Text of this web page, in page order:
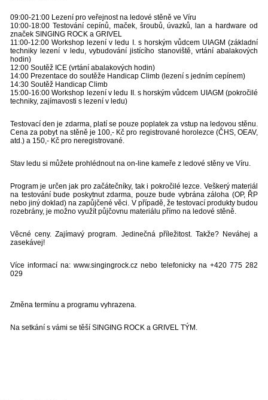
09:00-21:00 Lezení pro veřejnost na ledové stěně ve Víru
10:00-18:00 Testování cepínů, maček, šroubů, úvazků, lan a hardware od
značek SINGING ROCK a GRIVEL
11:00-12:00 Workshop lezení v ledu I. s horským vůdcem UIAGM (základní
techniky lezení v ledu, vybudování jistícího stanoviště, vrtání abalakových
hodin)
12:00 Soutěž ICE (vrtání abalakových hodin)
14:00 Prezentace do soutěže Handicap Climb (lezení s jedním cepínem)
14:30 Soutěž Handicap Climb
15:00-16:00 Workshop lezení v ledu II. s horským vůdcem UIAGM (pokročilé
techniky, zajímavosti s lezení v ledu)
Testovací den je zdarma, platí se pouze poplatek za vstup na ledovou stěnu.
Cena za pobyt na stěně je 100,- Kč pro registrované horolezce (ČHS, OEAV,
atd.) a 150,- Kč pro neregistrované.
Stav ledu si můžete prohlédnout na on-line kameře z ledové stěny ve Víru.
Program je určen jak pro začátečníky, tak i pokročilé lezce. Veškerý materiál
na testování bude poskytnut zdarma, pouze bude vybrána záloha (OP, ŘP
nebo jiný doklad) na zapůjčené věci. V případě, že testovací produkty budou
rozebrány, je možno využít půjčovnu materiálu přímo na ledové stěně.
Věcné ceny. Zajímavý program. Jedinečná příležitost. Takže? Neváhej a
zasekávej!
Více informací na: www.singingrock.cz nebo telefonicky na +420 775 282
029
Změna termínu a programu vyhrazena.
Na setkání s vámi se těší SINGING ROCK a GRIVEL TÝM.